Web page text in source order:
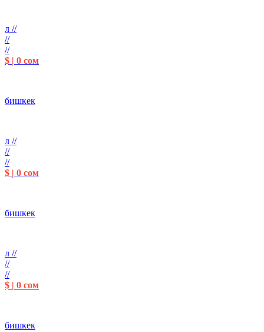
л //
//
//
$ | 0 сом
бишкек
л //
//
//
$ | 0 сом
бишкек
л //
//
//
$ | 0 сом
бишкек